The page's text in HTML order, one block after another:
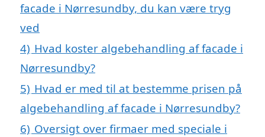
facade i Nørresundby, du kan være tryg
ved
4) Hvad koster algebehandling af facade i
Nørresundby?
5) Hvad er med til at bestemme prisen på
algebehandling af facade i Nørresundby?
6) Oversigt over firmaer med speciale i